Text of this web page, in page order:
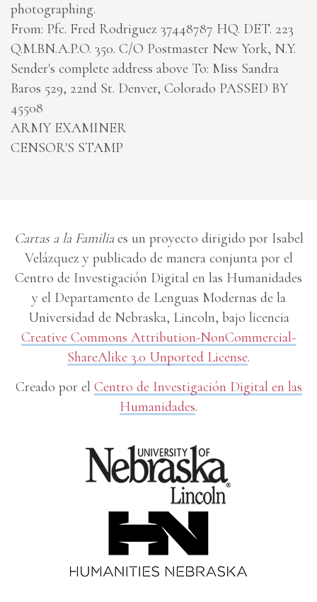
photographing.
From: Pfc. Fred Rodriguez 37448787 HQ. DET. 223
Q.M.BN.A.P.O. 350. C/O Postmaster New York, N.Y.
Sender's complete address above To: Miss Sandra
Baros 529, 22nd St. Denver, Colorado PASSED BY
45508
ARMY EXAMINER
CENSOR'S STAMP
Cartas a la Familiaes un proyecto dirigido por Isabel
Velázquez y publicado de manera conjunta por el
Centro de Investigación Digital en las Humanidades
y el Departamento de Lenguas Modernas de la
Universidad de Nebraska, Lincoln, bajo licencia
Creative Commons Attribution-NonCommercial-
ShareAlike 3.0 Unported License.
Creado por el Centro de Investigación Digital en las
Humanidades.